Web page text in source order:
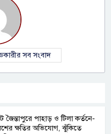
সব সংবাদ
জৈন্তাপুরে পাহাড় ও টিলা কর্তনে-
ক্ষতির অভিযোগ, ঝুঁকিতে